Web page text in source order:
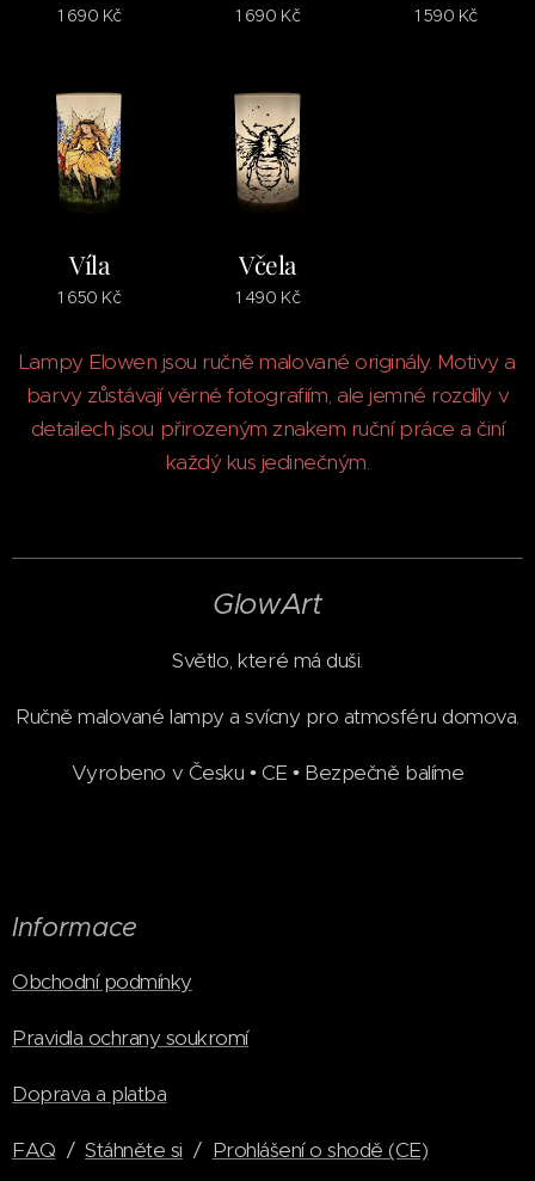
1 690 Kč 1 690 Kč 1 590 Kč
Víla
1 650 Kč
Včela
1 490 Kč
Lampy Elowen jsou ručně malované originály. Motivy a
barvy zůstávají věrné fotografiím, ale jemné rozdíly v
detailech jsou přirozeným znakem ruční práce a činí
každý kus jedinečným.
GlowArt
Světlo, které má duši.
Ručně malované lampy a svícny pro atmosféru domova.
Vyrobeno v Česku • CE • Bezpečně balíme
Informace
Obchodní podmínky
Pravidla ochrany soukromí
Doprava a platba
FAQ /Stáhněte si / Prohlášení o shodě (CE)